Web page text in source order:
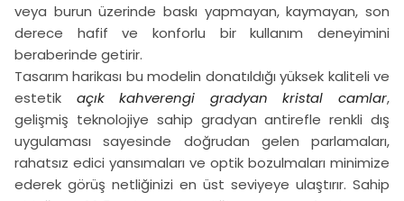
veya burun üzerinde baskı yapmayan, kaymayan, son
derece hafif ve konforlu bir kullanım deneyimini
beraberinde getirir.
Tasarım harikası bu modelin donatıldığı yüksek kaliteli ve
estetik açık kahverengi gradyan kristal camlar,
gelişmiş teknolojiye sahip gradyan antirefle renkli dış
uygulaması sayesinde doğrudan gelen parlamaları,
rahatsız edici yansımaları ve optik bozulmaları minimize
ederek görüş netliğinizi en üst seviyeye ulaştırır. Sahip